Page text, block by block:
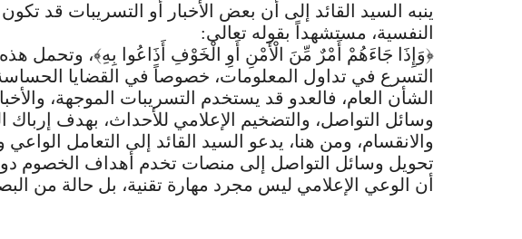
ينبه السيد القائد إلى أن بعض الأخبار أو التسريبات قد
النفسية، مستشهداً بقوله تعالى:
﴿وَإِذَا جَاءَهُمْ أَمْرٌ مِّنَ الْأَمْنِ أَوِ الْخَوْفِ أَذَاعُوا بِهِ﴾، وتحمل
التسرع في تداول المعلومات، خصوصاً في القضايا الحساسة
الشأن العام، فالعدو قد يستخدم التسريبات الموجهة،
وسائل التواصل، والتضخيم الإعلامي للأحداث، بهدف إرباك
والانقسام، ومن هنا، يدعو السيد القائد إلى التعامل
تحويل وسائل التواصل إلى منصات تخدم أهداف الخصوم
أن الوعي الإعلامي ليس مجرد مهارة تقنية، بل حالة من